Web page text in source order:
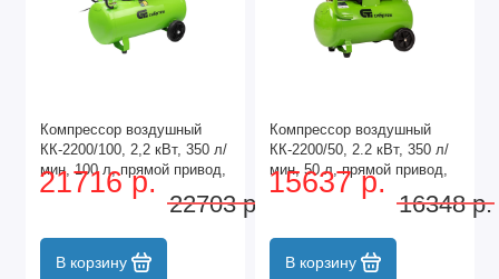
Компрессор воздушный
КК-2200/100, 2,2 кВт, 350 л/
мин, 100 л, прямой привод,
масляный Сибртех
21716 р.
22703 р.
В корзину
Компрессор воздушный
КК-2200/50, 2.2 кВт, 350 л/
мин, 50 л, прямой привод,
масляный Сибртех
15637 р.
16348 р.
В корзину